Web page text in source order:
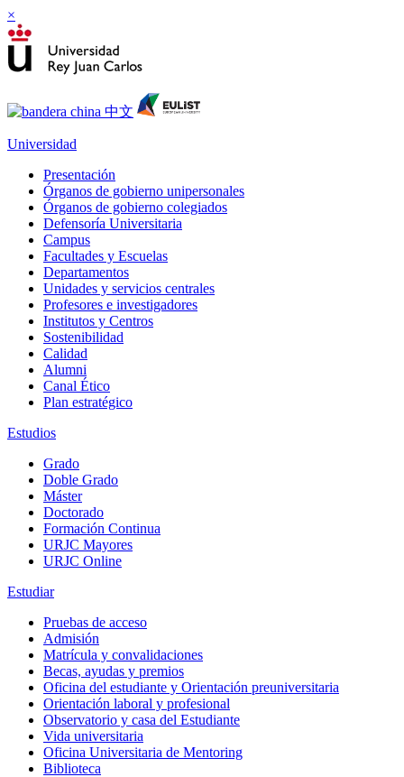
×
Universidad
Presentación
Órganos de gobierno unipersonales
Órganos de gobierno colegiados
Defensoría Universitaria
Campus
Facultades y Escuelas
Departamentos
Unidades y servicios centrales
Profesores e investigadores
Institutos y Centros
Sostenibilidad
Calidad
Alumni
Canal Ético
Plan estratégico
Estudios
Grado
Doble Grado
Máster
Doctorado
Formación Continua
URJC Mayores
URJC Online
Estudiar
Pruebas de acceso
Admisión
Matrícula y convalidaciones
Becas, ayudas y premios
Oficina del estudiante y Orientación preuniversitaria
Orientación laboral y profesional
Observatorio y casa del Estudiante
Vida universitaria
Oficina Universitaria de Mentoring
Biblioteca